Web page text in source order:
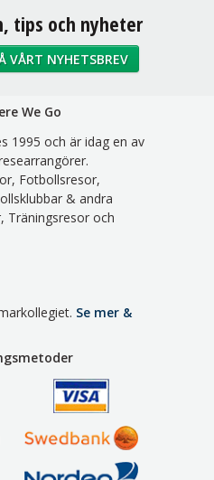
medier
tips och nyheter
VÅRT NYHETSBREV
We Go
1995 och är idag en av
Fotbollsresor,
& andra
Träningsresor och
Se mer &